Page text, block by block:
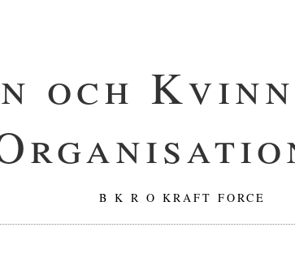
och
B K R O KRAFT FORCE